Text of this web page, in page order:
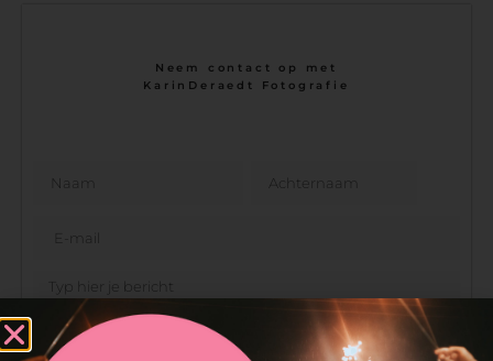
Neem contact op met
KarinDeraedt Fotografie